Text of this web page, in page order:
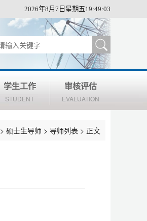
2026年8月7日星期五19:49:04
学生工作
STUDENT
审核评估
EVALUATION
> 硕士生导师 > 导师列表 > 正文